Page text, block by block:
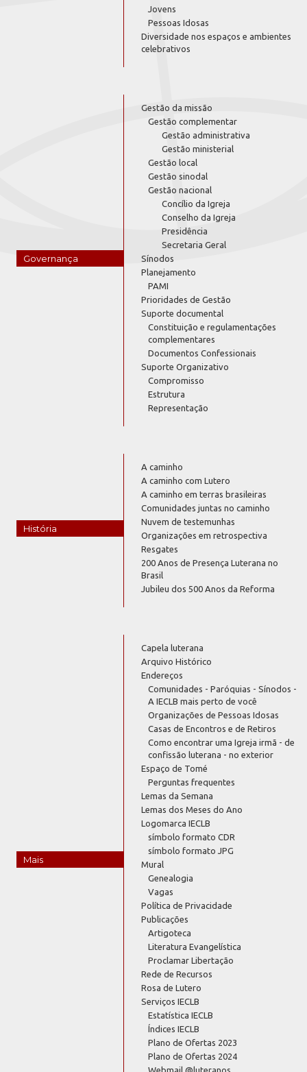
Jovens
Pessoas Idosas
Diversidade nos espaços e ambientes
celebrativos
Governança
Gestão da missão
Gestão complementar
Gestão administrativa
Gestão ministerial
Gestão local
Gestão sinodal
Gestão nacional
Concílio da Igreja
Conselho da Igreja
Presidência
Secretaria Geral
Sínodos
Planejamento
PAMI
Prioridades de Gestão
Suporte documental
Constituição e regulamentações
complementares
Documentos Confessionais
Suporte Organizativo
Compromisso
Estrutura
Representação
História
A caminho
A caminho com Lutero
A caminho em terras brasileiras
Comunidades juntas no caminho
Nuvem de testemunhas
Organizações em retrospectiva
Resgates
200 Anos de Presença Luterana no
Brasil
Jubileu dos 500 Anos da Reforma
Mais
Capela luterana
Arquivo Histórico
Endereços
Comunidades - Paróquias - Sínodos -
A IECLB mais perto de você
Organizações de Pessoas Idosas
Casas de Encontros e de Retiros
Como encontrar uma Igreja irmã - de
confissão luterana - no exterior
Espaço de Tomé
Perguntas frequentes
Lemas da Semana
Lemas dos Meses do Ano
Logomarca IECLB
símbolo formato CDR
símbolo formato JPG
Mural
Genealogia
Vagas
Política de Privacidade
Publicações
Artigoteca
Literatura Evangelística
Proclamar Libertação
Rede de Recursos
Rosa de Lutero
Serviços IECLB
Estatística IECLB
Índices IECLB
Plano de Ofertas 2023
Plano de Ofertas 2024
Webmail @luteranos